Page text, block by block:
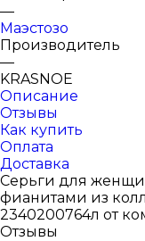
—
Маэстозо
Производитель
—
KRASNOE
Описание
Отзывы
Как купить
Оплата
Доставка
Серьги для
фианитами из
2340200764л от
Отзывы